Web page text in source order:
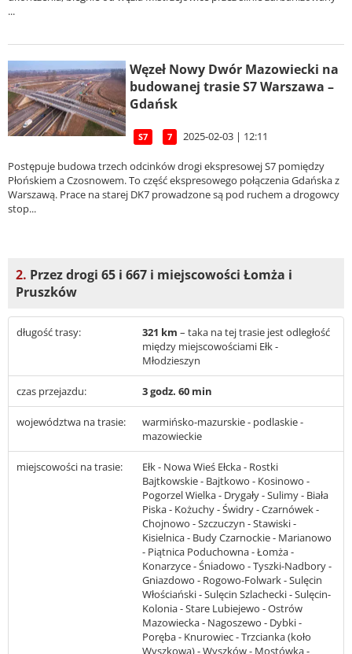
...
Węzeł Nowy Dwór Mazowiecki na
budowanej trasie S7 Warszawa –
Gdańsk
S7 7 2025-02-03 | 12:11
Postępuje budowa trzech odcinków drogi ekspresowej S7 pomiędzy
Płońskiem a Czosnowem. To część ekspresowego połączenia Gdańska z
Warszawą. Prace na starej DK7 prowadzone są pod ruchem a drogowcy
stop...
2. Przez drogi 65 i 667 i miejscowości Łomża i
Pruszków
długość trasy: 321 km – taka na tej trasie jest odległość
między miejscowościami Ełk -
Młodzieszyn
czas przejazdu: 3 godz. 60 min
województwa na trasie:
warmińsko-mazurskie - podlaskie -
mazowieckie
miejscowości na trasie:
Ełk - Nowa Wieś Ełcka - Rostki
Bajtkowskie - Bajtkowo - Kosinowo -
Pogorzel Wielka - Drygały - Sulimy - Biała
Piska - Kożuchy - Świdry - Czarnówek -
Chojnowo - Szczuczyn - Stawiski -
Kisielnica - Budy Czarnockie - Marianowo
- Piątnica Poduchowna - Łomża -
Konarzyce - Śniadowo - Tyszki-Nadbory -
Gniazdowo - Rogowo-Folwark - Sulęcin
Włościański - Sulęcin Szlachecki - Sulęcin-
Kolonia - Stare Lubiejewo - Ostrów
Mazowiecka - Nagoszewo - Dybki -
Poręba - Knurowiec - Trzcianka (koło
Wyszkowa) - Wyszków - Mostówka -